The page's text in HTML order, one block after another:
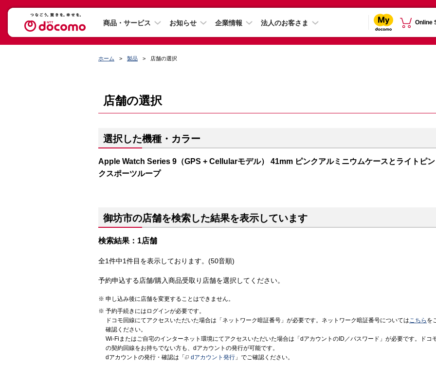
商品・サービス お知らせ 企業情報 法人のお客さま Online
ホーム 製品 店舗の選択
店舗の選択
選択した機種・カラー
Apple Watch Series 9（GPS + Cellularモデル） 41mm ピンクアルミニウムケースとライトピン
クスポーツループ
御坊市の店舗を検索した結果を表示しています
検索結果：1店舗
全1件中1件目を表示しております。(50音順)
予約申込する店舗/購入商品受取り店舗を選択してください。
申し込み後に店舗を変更することはできません。
予約手続きにはログインが必要です。
ドコモ回線にてアクセスいただいた場合は「ネットワーク暗証番号」が必要です。ネットワーク暗証番号についてはこちら を
確認ください。
Wi-Fiまたはご自宅のインターネット環境にてアクセスいただいた場合は「dアカウントのID／パスワード」が必要です。ドコ
の契約回線をお持ちでない方も、dアカウントの発行が可能です。
dアカウントの発行・確認は「
dアカウント発行 」でご確認ください。